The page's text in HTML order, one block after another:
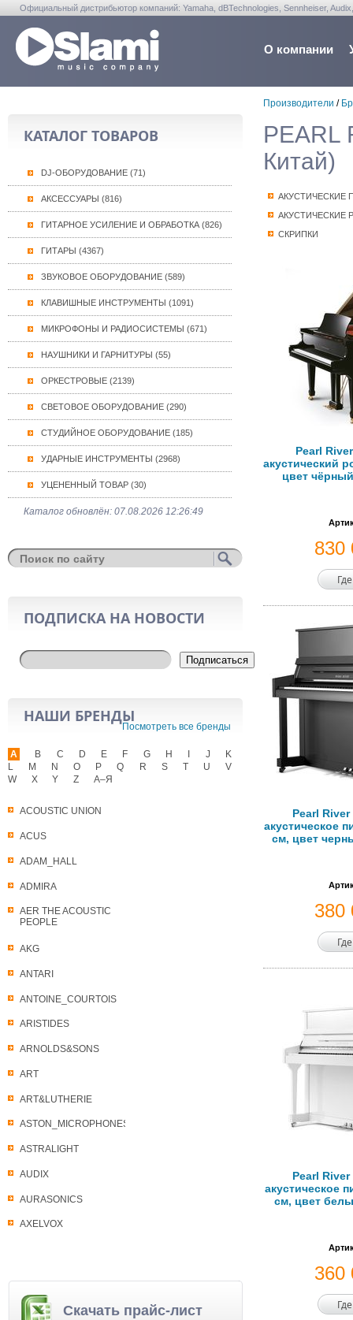
Официальный дистрибьютор компаний: Yamaha, dBTechnologies, Sennheiser,
О компании
КАТАЛОГ ТОВАРОВ
DJ-ОБОРУДОВАНИЕ (71)
АКСЕССУАРЫ (816)
ГИТАРНОЕ УСИЛЕНИЕ И ОБРАБОТКА (826)
ГИТАРЫ (4367)
ЗВУКОВОЕ ОБОРУДОВАНИЕ (589)
КЛАВИШНЫЕ ИНСТРУМЕНТЫ (1091)
МИКРОФОНЫ И РАДИОСИСТЕМЫ (671)
НАУШНИКИ И ГАРНИТУРЫ (55)
ОРКЕСТРОВЫЕ (2139)
СВЕТОВОЕ ОБОРУДОВАНИЕ (290)
СТУДИЙНОЕ ОБОРУДОВАНИЕ (185)
УДАРНЫЕ ИНСТРУМЕНТЫ (2968)
УЦЕНЕННЫЙ ТОВАР (30)
Каталог обновлён: 07.08.2026 12:26:49
ПОДПИСКА НА НОВОСТИ
Подписаться
НАШИ БРЕНДЫ
Посмотреть все бренды
A
ACOUSTIC UNION
ACUS
ADAM_HALL
ADMIRA
AER THE ACOUSTIC
PEOPLE
AKG
ANTARI
ANTOINE_COURTOIS
ARISTIDES
ARNOLDS&SONS
ART
ART&LUTHERIE
ASTON_MICROPHONES
ASTRALIGHT
AUDIX
AURASONICS
AXELVOX
B C D E F G H J
K
L
M N O P Q R S T U
V
W
X Y Z А–Я
Скачать прайс-лист
Производители /
PEARL
Китай)
АКУСТИЧЕСКИЕ
АКУСТИЧЕСКИЕ
СКРИПКИ
Pearl
акустический
цвет
830
Pearl River
акустическое
см, цвет
380
Pearl River
акустическое
см, цвет
360